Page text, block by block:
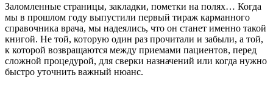
Заломленные страницы, закладки, пометки на полях… Когда
мы в прошлом году выпустили первый тираж карманного
справочника врача, мы надеялись, что он станет именно такой
книгой. Не той, которую один раз прочитали и забыли, а той,
к которой возвращаются между приемами пациентов, перед
сложной процедурой, для сверки назначений или когда нужно
быстро уточнить важный нюанс.